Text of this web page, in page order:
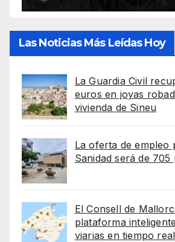
Las Noticias Más Leídas Hoy
La Guardia Civil
euros en joyas
vivienda de Sineu
La oferta de empleo
Sanidad será de 705
El Consell de
plataforma
viarias en tiempo real